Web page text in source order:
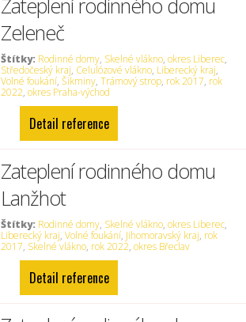
Zateplení rodinného domu
Zeleneč
Štítky: Rodinné domy, Skelné vlákno,okres Liberec,
Středočeský kraj, Celulózové vlákno, Liberecký kraj,
Volné foukání,Šikminy,Trámový strop, rok 2017, rok
2022,okres Praha-východ
Detail reference
Zateplení rodinného domu
Lanžhot
Štítky: Rodinné domy, Skelné vlákno,okres Liberec,
Liberecký kraj,Volné foukání, Jihomoravský kraj, rok
2017, Skelné vlákno, rok 2022,okres Břeclav
Detail reference